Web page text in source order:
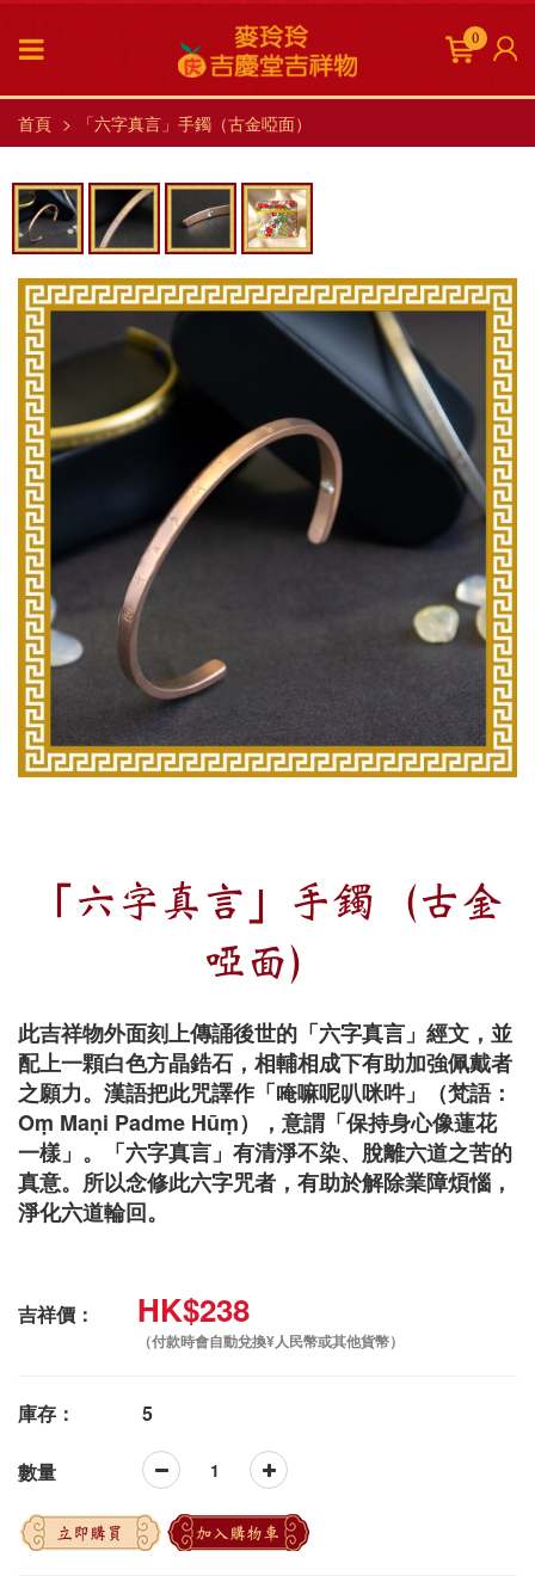
0
首頁 「六字真言」手鐲（古金啞面）
「六字真言」手鐲（古金
啞面）
此吉祥物外面刻上傳誦後世的「六字真言」經文，並
配上一顆白色方晶鋯石，相輔相成下有助加強佩戴者
之願力。漢語把此咒譯作「唵嘛呢叭咪吽」（梵語：
Oṃ Maṇi Padme Hūṃ），意謂「保持身心像蓮花
一樣」。「六字真言」有清淨不染、脫離六道之苦的
真意。所以念修此六字咒者，有助於解除業障煩惱，
淨化六道輪回。
吉祥價： HK$238
（付款時會自動兌換¥人民幣或其他貨幣）
庫存： 5
數量
立即購買 加入購物車